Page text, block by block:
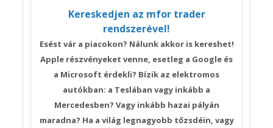
Kereskedjen az mfor trader
rendszerével!
Esést vár a piacokon? Nálunk akkor is kereshet!
Apple részvényeket venne, esetleg a Google és
a Microsoft érdekli? Bízik az elektromos
autókban: a Teslában vagy inkább a
Mercedesben? Vagy inkább hazai pályán
maradna? Ha a világ legnagyobb tőzsdéin, vagy